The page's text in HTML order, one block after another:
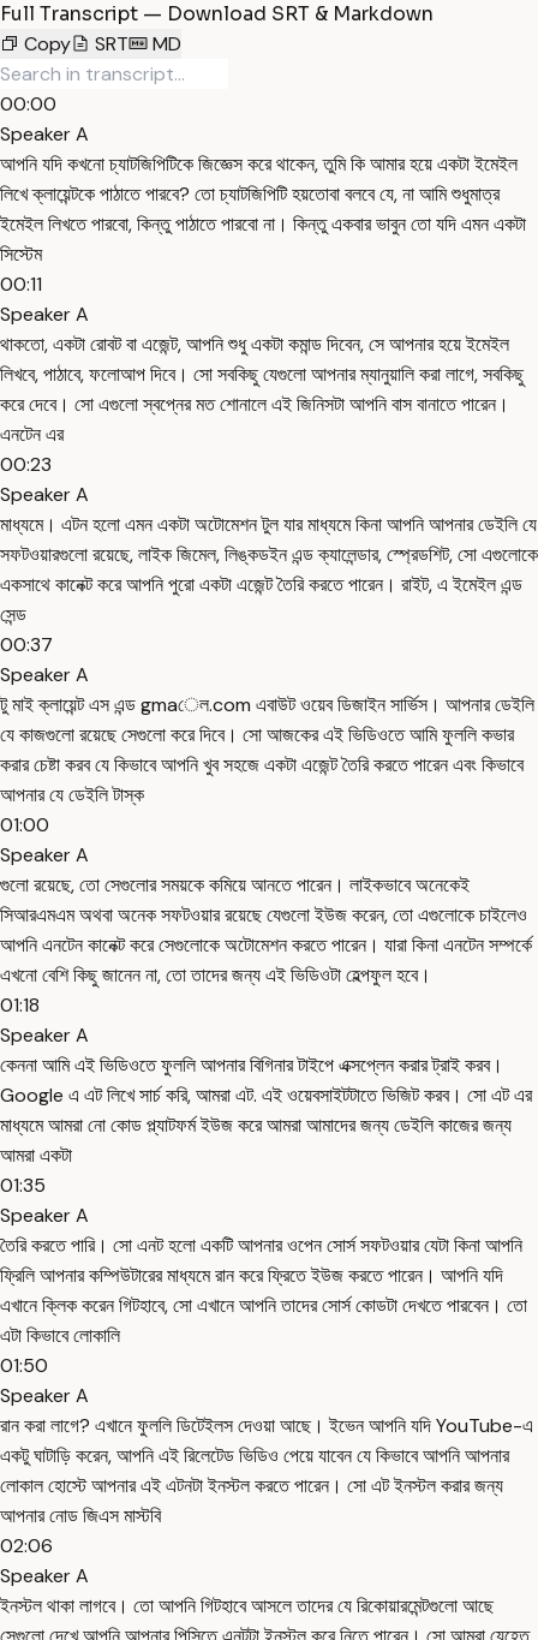
Full Transcript — Download SRT & Markdown
Copy
SRT MD
00:00
Speaker A
আপনি যদি কখনো চ্যাটজিপিটিকে জিজ্ঞেস করে থাকেন, তুমি কি আমার হয়ে একটা ইমেইল
লিখে ক্লায়েন্টকে পাঠাতে পারবে? তো চ্যাটজিপিটি হয়তোবা বলবে যে, না আমি শুধুমাত্র
ইমেইল লিখতে পারবো, কিন্তু পাঠাতে পারবো না। কিন্তু একবার ভাবুন তো যদি এমন একটা
সিস্টেম
00:11
Speaker A
থাকতো, একটা রোবট বা এজেন্ট, আপনি শুধু একটা কমান্ড দিবেন, সে আপনার হয়ে ইমেইল
লিখবে, পাঠাবে, ফলোআপ দিবে। সো সবকিছু যেগুলো আপনার ম্যানুয়ালি করা লাগে, সবকিছু
করে দেবে। সো এগুলো স্বপ্নের মত শোনালে এই জিনিসটা আপনি বাস বানাতে পারেন।
এনটেন এর
00:23
Speaker A
মাধ্যমে। এটন হলো এমন একটা অটোমেশন টুল যার মাধ্যমে কিনা আপনি আপনার ডেইলি যে
সফটওয়ারগুলো রয়েছে, লাইক জিমেল, লিঙ্কডইন এন্ড ক্যালেন্ডার, স্প্রেডশিট, সো এগুলোকে
একসাথে কানেক্ট করে আপনি পুরো একটা এজেন্ট তৈরি করতে পারেন। রাইট, এ ইমেইল এন্ড
সেন্ড
00:37
Speaker A
টু মাই ক্লায়েন্ট এস এন্ড gmaেল.com এবাউট ওয়েব ডিজাইন সার্ভিস। আপনার ডেইলি
যে কাজগুলো রয়েছে সেগুলো করে দিবে। সো আজকের এই ভিডিওতে আমি ফুললি কভার
করার চেষ্টা করব যে কিভাবে আপনি খুব সহজে একটা এজেন্ট তৈরি করতে পারেন এবং কিভাবে
আপনার যে ডেইলি টাস্ক
01:00
Speaker A
গুলো রয়েছে, তো সেগুলোর সময়কে কমিয়ে আনতে পারেন। লাইকভাবে অনেকেই
সিআরএমএম অথবা অনেক সফটওয়ার রয়েছে যেগুলো ইউজ করেন, তো এগুলোকে চাইলেও
আপনি এনটেন কানেক্ট করে সেগুলোকে অটোমেশন করতে পারেন। যারা কিনা এনটেন সম্পর্কে
এখনো বেশি কিছু জানেন না, তো তাদের জন্য এই ভিডিওটা হেল্পফুল হবে।
01:18
Speaker A
কেননা আমি এই ভিডিওতে ফুললি আপনার বিগিনার টাইপে এক্সপ্লেন করার ট্রাই করব।
Google এ এট লিখে সার্চ করি, আমরা এট. এই ওয়েবসাইটটাতে ভিজিট করব। সো এট এর
মাধ্যমে আমরা নো কোড প্ল্যাটফর্ম ইউজ করে আমরা আমাদের জন্য ডেইলি কাজের জন্য
আমরা একটা
01:35
Speaker A
তৈরি করতে পারি। সো এনট হলো একটি আপনার ওপেন সোর্স সফটওয়ার যেটা কিনা আপনি
ফ্রিলি আপনার কম্পিউটারের মাধ্যমে রান করে ফ্রিতে ইউজ করতে পারেন। আপনি যদি
এখানে ক্লিক করেন গিটহাবে, সো এখানে আপনি তাদের সোর্স কোডটা দেখতে পারবেন। তো
এটা কিভাবে লোকালি
01:50
Speaker A
রান করা লাগে? এখানে ফুললি ডিটেইলস দেওয়া আছে। ইভেন আপনি যদি YouTube-এ
একটু ঘাটাড়ি করেন, আপনি এই রিলেটেড ভিডিও পেয়ে যাবেন যে কিভাবে আপনি আপনার
লোকাল হোস্টে আপনার এই এটনটা ইনস্টল করতে পারেন। সো এট ইনস্টল করার জন্য
আপনার নোড জিএস মাস্টবি
02:06
Speaker A
ইনস্টল থাকা লাগবে। তো আপনি গিটহাবে আসলে তাদের যে রিকোয়ারমেন্টগুলো আছে